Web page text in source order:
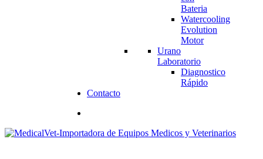
Bateria
Watercooling
Evolution
Motor
Urano
Laboratorio
Diagnostico
Rápido
Contacto